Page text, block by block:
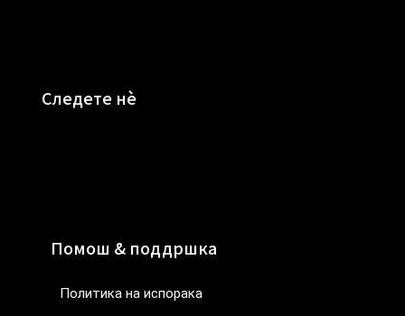
Следете нè
Помош & поддршка
Политика на испорака